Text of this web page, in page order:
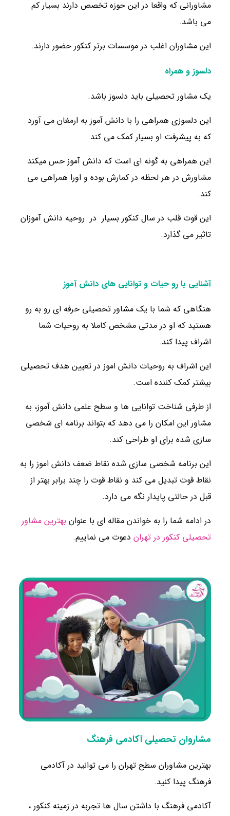
مشاورانی که واقعا در این حوزه تخصص دارند بسیار کم
می باشد.
این مشاوران اغلب در موسسات برتر کنکور حضور دارند.
دلسوز و همراه
یک مشاور تحصیلی باید دلسوز باشد.
این دلسوزی همراهی را با دانش آموز به ارمغان می آورد
که به پیشرفت او بسیار کمک می کند.
این همراهی به گونه ای است که دانش آموز حس میکند
مشاورش در هر لحظه در کمارش بوده و اورا همراهی می
کند.
این قوت قلب در سال کنکور بسیار در روحیه دانش آموزان
تاثیر می گذارد.
آشنایی با رو حیات و توانایی های دانش آموز
هنگاهی که شما با یک مشاور تحصیلی حرفه ای رو به رو
هستید که او در مدتی مشخص کاملا به روحیات شما
اشراف پیدا کند.
این اشراف به روحیات دانش اموز در تعیین هدف تحصیلی
بیشتر کمک کننده است.
از طرفی شناخت توانایی ها و سطح علمی دانش آموز، به
مشاور این امکان را می دهد که بتواند برنامه ای شخصی
سازی شده برای او طراحی کند.
این برنامه شخصی سازی شده نقاط ضعف دانش اموز را به
نقاط قوت تبدیل می کند و نقاط قوت را چند برابر بهتر از
قبل در حالتی پایدار نگه می دارد.
در ادامه شما را به خواندن مقاله ای با عنوان بهترین مشاور
تحصیلی کنکور در تهراندعوت می نماییم.
مشاروان تحصیلی آکادمی فرهنگ
بهترین مشاوران سطح تهران را می توانید در آکادمی
فرهنگ پیدا کنید.
آکادمی فرهنگ با داشتن سال ها تجربه در زمینه کنکور ،